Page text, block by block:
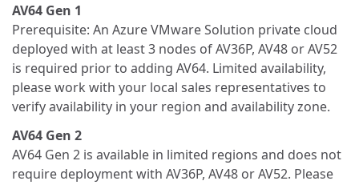
AV64 Gen 1
Prerequisite: An Azure VMware Solution private cloud
deployed with at least 3 nodes of AV36P, AV48 or AV52
is required prior to adding AV64. Limited availability,
please work with your local sales representatives to
verify availability in your region and availability zone.
AV64 Gen 2
AV64 Gen 2 is available in limited regions and does not
require deployment with AV36P, AV48 or AV52. Please